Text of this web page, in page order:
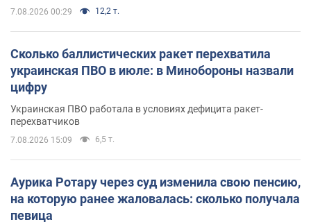
7.08.2026 00:29 12,2 т.
Сколько баллистических ракет перехватила
украинская ПВО в июле: в Минобороны назвали
цифру
Украинская ПВО работала в условиях дефицита ракет-
перехватчиков
7.08.2026 15:09 6,5 т.
Аурика Ротару через суд изменила свою пенсию,
на которую ранее жаловалась: сколько получала
певица